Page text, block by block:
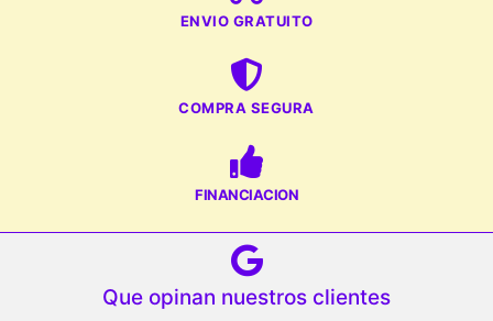
ENVIO GRATUITO
COMPRA SEGURA
FINANCIACION
Que opinan nuestros clientes